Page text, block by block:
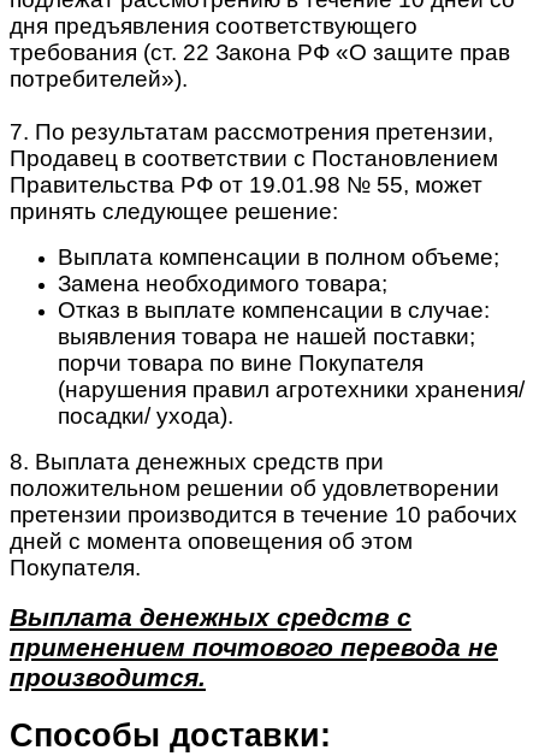
дня предъявления соответствующего
требования (ст. 22 Закона РФ «О защите прав
потребителей»).
7. По результатам рассмотрения претензии,
Продавец в соответствии с Постановлением
Правительства РФ от 19.01.98 № 55, может
принять следующее решение:
Выплата компенсации в полном объеме;
Замена необходимого товара;
Отказ в выплате компенсации в случае:
выявления товара не нашей поставки;
порчи товара по вине Покупателя
(нарушения правил агротехники хранения/
посадки/ ухода).
8. Выплата денежных средств при
положительном решении об удовлетворении
претензии производится в течение 10 рабочих
дней с момента оповещения об этом
Покупателя.
Выплата денежных средств с
применением почтового перевода не
производится.
Способы доставки: